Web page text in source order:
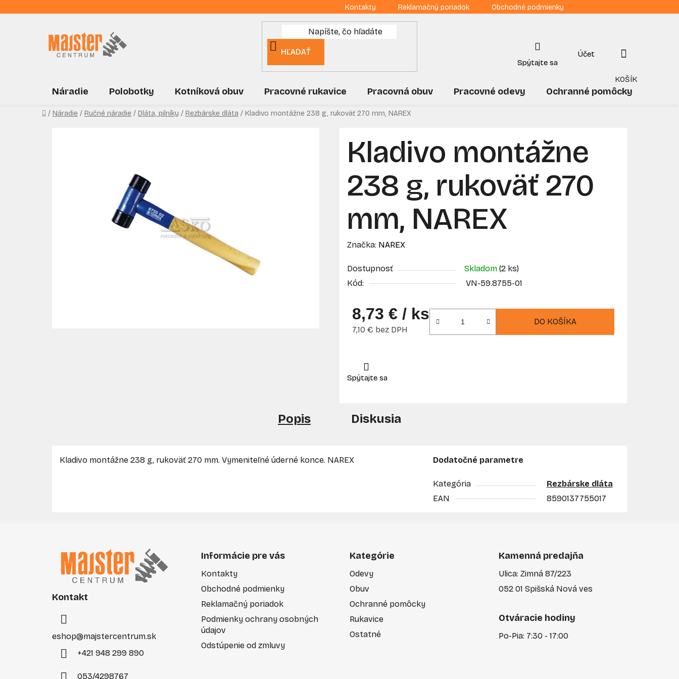
na
Kontakty Reklamačný poriadok Obchodné podmienky
HĽADAŤ
NÁKUPNÝ
KOŠÍK
Náradie Polobotky Kotníková obuv Pracovné rukavice Pracovná obuv Pracovné odevy Ochranné pomôcky
Domov
/ Náradie / Ručné náradie / Dláta, pilníky / Rezbárske dláta / Kladivo montážne 238 g, rukoväť 270 mm, NAREX
Kladivo montážne
238 g, rukoväť 270
mm, NAREX
Značka: NAREX
Dostupnosť Skladom (2 ks)
Kód:
VN-59.8755-01
8,73 € / ks
7,10 € bez DPH
DO KOŠÍKA
Popis Diskusia
Kladivo montážne 238 g, rukoväť 270 mm. Vymeniteľné úderné konce. NAREX Dodatočné parametre
Kategória
Rezbárske dláta
EAN
8590137755017
Kontakt
eshop@majstercentrum.sk
+421 948 299 890
053/4298767
Informácie pre vás
Kontakty
Obchodné podmienky
Reklamačný poriadok
Podmienky ochrany osobných
údajov
Odstúpenie od zmluvy
Kategórie
Odevy
Obuv
Ochranné pomôcky
Rukavice
Ostatné
Kamenná predajňa
Ulica: Zimná 87/223
052 01 Spišská Nová ves
Otváracie hodiny
Po-Pia: 7:30 - 17:00